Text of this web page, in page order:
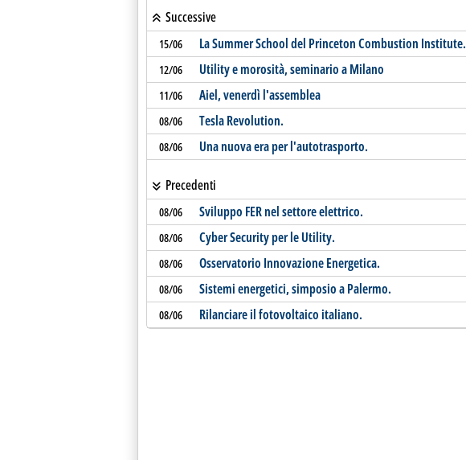
Successive
15/06 La Summer School del Princeton Combustion Institute.
12/06 Utility e morosità, seminario a Milano
11/06 Aiel, venerdì l'assemblea
08/06 Tesla Revolution.
08/06 Una nuova era per l'autotrasporto.
Precedenti
08/06 Sviluppo FER nel settore elettrico.
08/06 Cyber Security per le Utility.
08/06 Osservatorio Innovazione Energetica.
08/06 Sistemi energetici, simposio a Palermo.
08/06 Rilanciare il fotovoltaico italiano.